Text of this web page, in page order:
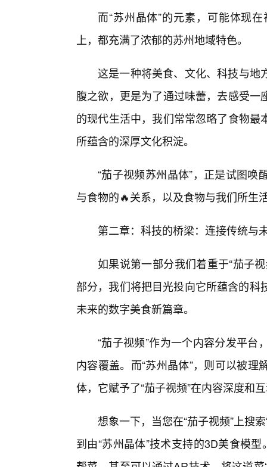
而“苏州晶体”的元素，可能体现
上，都充满了浓郁的苏州地域特色。
这是一种将美食、文化、科技与地
腹之欲，更是为了通过味蕾，去感受
的现代生活中，我们常常忽略了食物
所蕴含的深厚文化积淀。
“茄子视频苏州晶体”，正是试图
与食物的🔥关系，以及食物与我们所生
第二章：科技的桥梁：连接传统与
如果说第一部分我们着重于“茄子
部分，我们将把目光投向它所蕴含的
未来的数字美食新篇章。
“茄子视频”作为一个内容分发平
内容覆盖。而“苏州晶体”，则可以被
体，它赋予了“茄子视频”在内容深度和
想象一下，当您在“茄子视频”上搜
到由“苏州晶体”技术支持的3D美食模